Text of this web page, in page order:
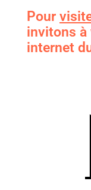
Pour
invitons à
internet